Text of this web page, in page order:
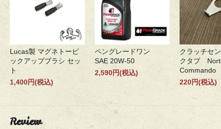
Lucas製 マグネトーピ
ックアップブラシ セッ
ト
1,400円(税込)
ペングレードワン
SAE 20W-50
2,590円(税込)
クラッチセ
クタブ
Commando
220円(税込)
Review